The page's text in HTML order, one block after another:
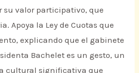
su valor participativo, que
Apoya la Ley de Cuotas que
explicando que el gabinete
Bachelet es un gesto, un
cultural significativa que